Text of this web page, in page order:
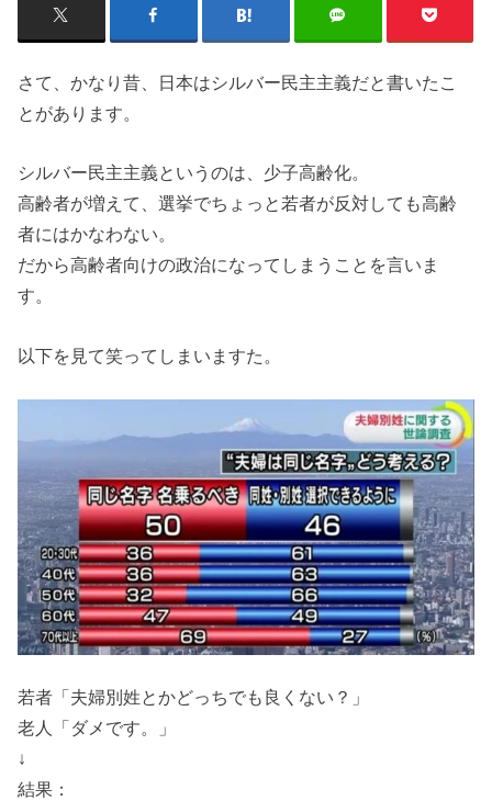
さて、かなり昔、日本はシルバー民主主義だと書いたこ
とがあります。
シルバー民主主義というのは、少子高齢化。
高齢者が増えて、選挙でちょっと若者が反対しても高齢
者にはかなわない。
だから高齢者向けの政治になってしまうことを言いま
す。
以下を見て笑ってしまいますた。
若者「夫婦別姓とかどっちでも良くない？」
老人「ダメです。」
↓
結果：